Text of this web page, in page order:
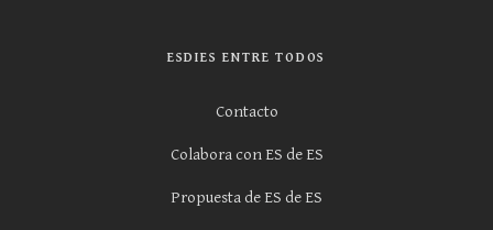
ESDIES ENTRE TODOS
Contacto
Colabora con ES de ES
Propuesta de ES de ES